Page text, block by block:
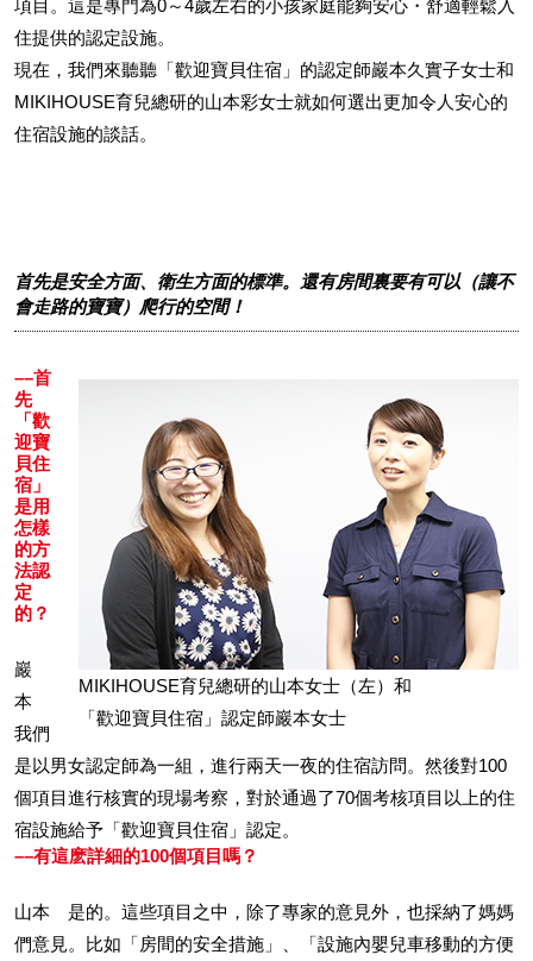
項目。這是專門為0～4歲左右的小孩家庭能夠安心・舒適輕鬆入
住提供的認定設施。
現在，我們來聽聽「歡迎寶貝住宿」的認定師巖本久實子女士和
MIKIHOUSE育兒總研的山本彩女士就如何選出更加令人安心的
住宿設施的談話。
首先是安全方面、衛生方面的標準。還有房間裏要有可以（讓不
會走路的寶寶）爬行的空間！
MIKIHOUSE育兒總研的山本女士（左）和
「歡迎寶貝住宿」認定師巖本女士
––首
先
「歡
迎寶
貝住
宿」
是用
怎樣
的方
法認
定
的？
巖
本
我們
是以男女認定師為一組，進行兩天一夜的住宿訪問。然後對100
個項目進行核實的現場考察，對於通過了70個考核項目以上的住
宿設施給予「歡迎寶貝住宿」認定。
––有這麽詳細的100個項目嗎？
山本 是的。這些項目之中，除了專家的意見外，也採納了媽媽
們意見。比如「房間的安全措施」、「設施內嬰兒車移動的方便